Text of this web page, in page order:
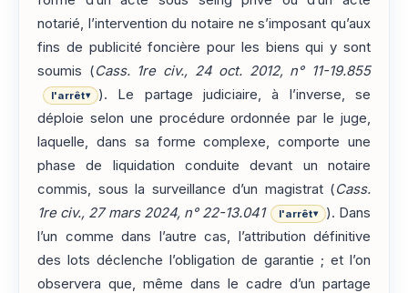
notarié, l’intervention du notaire ne s’imposant qu’aux
fins de publicité foncière pour les biens qui y sont
soumis (Cass. 1re civ., 24 oct. 2012, n° 11-19.855
l'arrêt▾
). Le partage judiciaire, à l’inverse, se
déploie selon une procédure ordonnée par le juge,
laquelle, dans sa forme complexe, comporte une
phase de liquidation conduite devant un notaire
commis, sous la surveillance d’un magistrat (Cass.
1re civ., 27 mars 2024, n° 22-13.041
l'arrêt▾
). Dans
l’un comme dans l’autre cas, l’attribution définitive
des lots déclenche l’obligation de garantie ; et l’on
observera que, même dans le cadre d’un partage